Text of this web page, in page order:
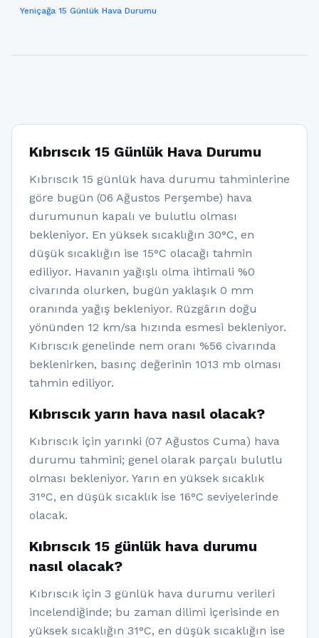
Yeniçağa 15 Günlük Hava Durumu
Kıbrıscık 15 Günlük Hava Durumu
Kıbrıscık 15 günlük hava durumu tahminlerine
göre bugün (06 Ağustos Perşembe) hava
durumunun kapalı ve bulutlu olması
bekleniyor. En yüksek sıcaklığın 30°C, en
düşük sıcaklığın ise 15°C olacağı tahmin
ediliyor. Havanın yağışlı olma ihtimali %0
civarında olurken, bugün yaklaşık 0 mm
oranında yağış bekleniyor. Rüzgârın doğu
yönünden 12 km/sa hızında esmesi bekleniyor.
Kıbrıscık genelinde nem oranı %56 civarında
beklenirken, basınç değerinin 1013 mb olması
tahmin ediliyor.
Kıbrıscık yarın hava nasıl olacak?
Kıbrıscık için yarınki (07 Ağustos Cuma) hava
durumu tahmini; genel olarak parçalı bulutlu
olması bekleniyor. Yarın en yüksek sıcaklık
31°C, en düşük sıcaklık ise 16°C seviyelerinde
olacak.
Kıbrıscık 15 günlük hava durumu
nasıl olacak?
Kıbrıscık için 3 günlük hava durumu verileri
incelendiğinde; bu zaman dilimi içerisinde en
yüksek sıcaklığın 31°C, en düşük sıcaklığın ise